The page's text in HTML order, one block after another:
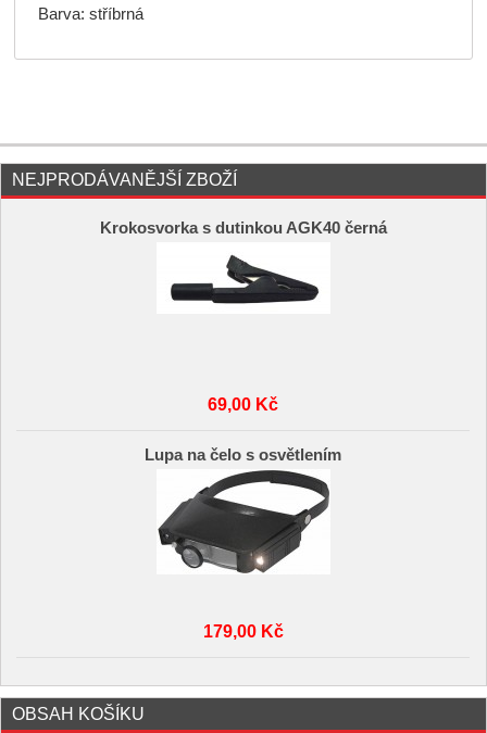
Barva: stříbrná
NEJPRODÁVANĚJŠÍ ZBOŽÍ
Krokosvorka s dutinkou AGK40 černá
69,00 Kč
Lupa na čelo s osvětlením
179,00 Kč
OBSAH KOŠÍKU